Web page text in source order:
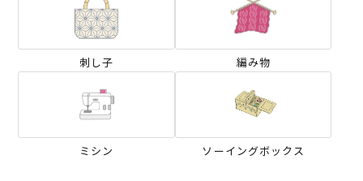
刺し子 編み物
ミシン ソーイングボックス